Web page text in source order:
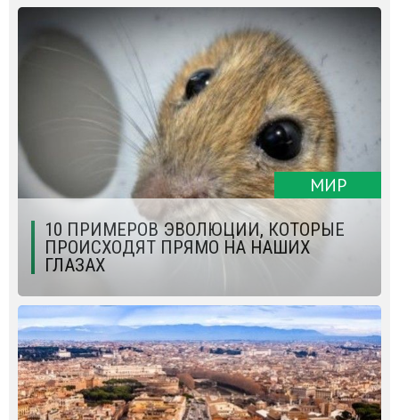
МИР
10 ПРИМЕРОВ ЭВОЛЮЦИИ, КОТОРЫЕ
ПРОИСХОДЯТ ПРЯМО НА НАШИХ
ГЛАЗАХ